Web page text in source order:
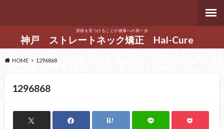
原因を見つけることが健康への第一歩
神戸 ストレートネック矯正 Hal-Cure
HOME 1296868
1296868